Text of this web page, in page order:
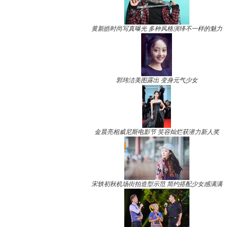
黄新皓时尚写真曝光 多种风格演绎不一样的魅力
郭玮洁美图露出 变身元气少女
金晨亮相威尼斯电影节 笑容灿烂获潜力新人奖
宋轶初秋机场街拍造型示范 简约搭配少女感满满